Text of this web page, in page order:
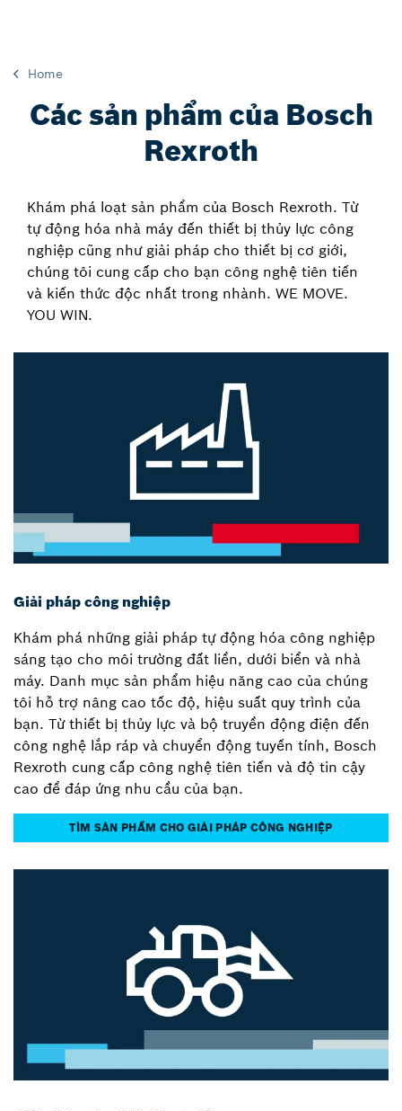
Home
Các sản phẩm của Bosch
Rexroth
Khám phá loạt sản phẩm của Bosch Rexroth. Từ
tự động hóa nhà máy đến thiết bị thủy lực công
nghiệp cũng như giải pháp cho thiết bị cơ giới,
chúng tôi cung cấp cho bạn công nghệ tiên tiến
và kiến thức độc nhất trong nhành. WE MOVE.
YOU WIN.
Giải pháp công nghiệp
Khám phá những giải pháp tự động hóa công nghiệp
sáng tạo cho môi trường đất liền, dưới biển và nhà
máy. Danh mục sản phẩm hiệu năng cao của chúng
tôi hỗ trợ nâng cao tốc độ, hiệu suất quy trình của
bạn. Từ thiết bị thủy lực và bộ truyền động điện đến
công nghệ lắp ráp và chuyển động tuyến tính, Bosch
Rexroth cung cấp công nghệ tiên tiến và độ tin cậy
cao để đáp ứng nhu cầu của bạn.
TÌM SẢN PHẨM CHO GIẢI PHÁP CÔNG NGHIỆP